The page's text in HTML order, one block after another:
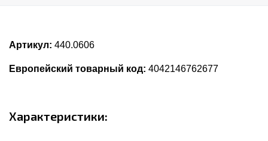
Артикул: 440.0606
Европейский товарный код: 4042146762677
Характеристики: